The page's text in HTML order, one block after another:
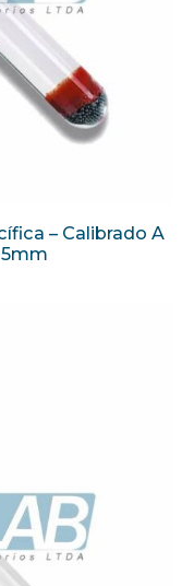
– Calibrado A